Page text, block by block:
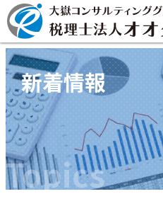
新着情報
Topics